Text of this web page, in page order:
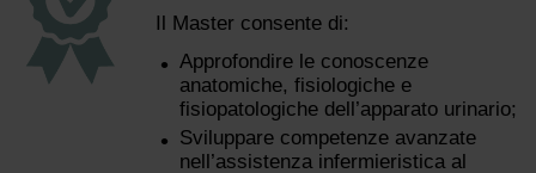
Il Master consente di:
Approfondire le conoscenze
anatomiche, fisiologiche e
fisiopatologiche dell’apparato urinario;
Sviluppare competenze avanzate
nell’assistenza infermieristica al